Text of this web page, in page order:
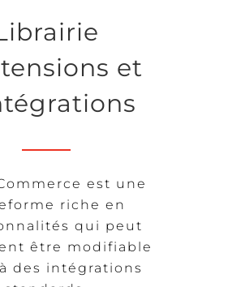
et
est une
riche en
qui peut
être modifiable
des intégrations